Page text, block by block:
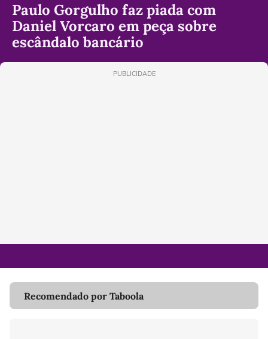
Paulo Gorgulho faz piada com
Daniel Vorcaro em peça sobre
escândalo bancário
PUBLICIDADE
Recomendado por Taboola